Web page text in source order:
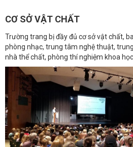
CƠ SỞ VẬT CHẤT
Trường trang bị đầy đủ cơ sở vật chất,
phòng nhạc, trung tâm nghệ thuật,
nhà thể chất, phòng thí nghiệm khoa